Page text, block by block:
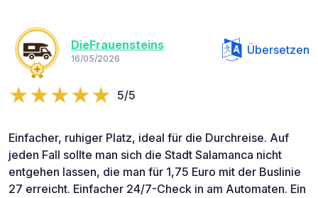
DieFrauensteins
16/05/2026
Übersetzen
5/5
Einfacher, ruhiger Platz, ideal für die Durchreise. Auf
jeden Fall sollte man sich die Stadt Salamanca nicht
entgehen lassen, die man für 1,75 Euro mit der Buslinie
27 erreicht. Einfacher 24/7-Check in am Automaten. Ein